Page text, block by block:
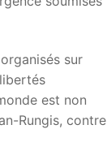
sur
est non
Rungis, contre